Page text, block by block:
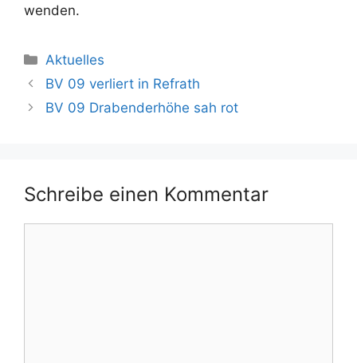
wenden.
Kategorien
Aktuelles
BV 09 verliert in Refrath
BV 09 Drabenderhöhe sah rot
Schreibe einen Kommentar